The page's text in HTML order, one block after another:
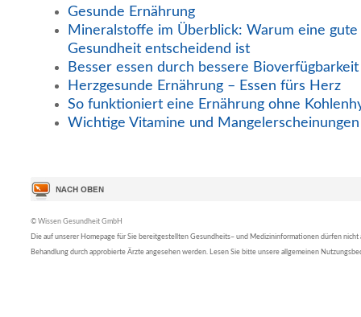
Gesunde Ernährung
Mineralstoffe im Überblick: Warum eine
Gesundheit entscheidend ist
Besser essen durch bessere
Herzgesunde Ernährung – Essen fürs Herz
So funktioniert eine Ernährung ohne
Wichtige Vitamine und Mangelerscheinungen
© Wissen Gesundheit GmbH
Die auf unserer Homepage für Sie bereitgestellten Gesundheits– und Medizininformationen dürfen nicht
Behandlung durch approbierte Ärzte angesehen werden. Lesen Sie bitte unsere allgemeinen